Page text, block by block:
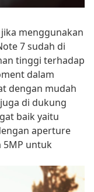
menggunakan
7 sudah di
tinggi terhadap
dalam
dengan mudah
di dukung
baik yaitu
aperture
5MP untuk